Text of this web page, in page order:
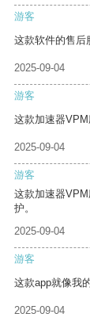
游客
这款软件的售后
2025-09-04
游客
这款加速器VPM
2025-09-04
游客
这款加速器
护。
2025-09-04
游客
这款app就像我
2025-09-04